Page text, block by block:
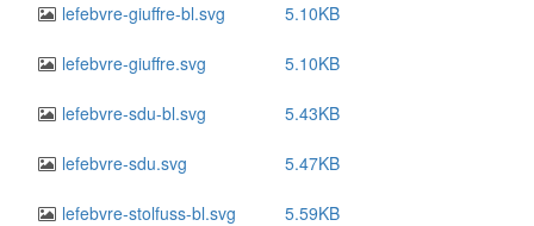
lefebvre-giuffre-bl.svg 5.10KB
lefebvre-giuffre.svg 5.10KB
lefebvre-sdu-bl.svg 5.43KB
lefebvre-sdu.svg 5.47KB
lefebvre-stolfuss-bl.svg 5.59KB